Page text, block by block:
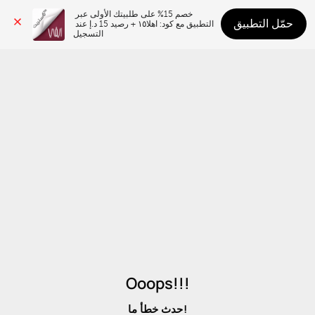
التسجيل
حمّل التطبيق
Ooops!!!
حدث خطأ ما!